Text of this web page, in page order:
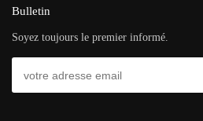
Bulletin
Soyez toujours le premier informé.